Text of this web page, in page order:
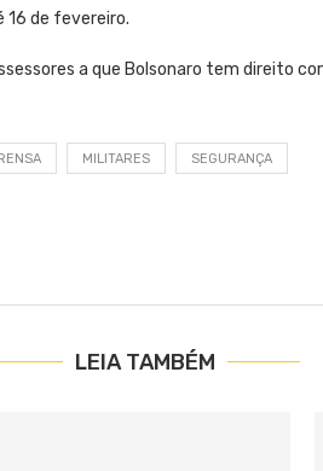
16 de fevereiro.
a que Bolsonaro tem direito
MILITARES SEGURANÇA
LEIA TAMBÉM